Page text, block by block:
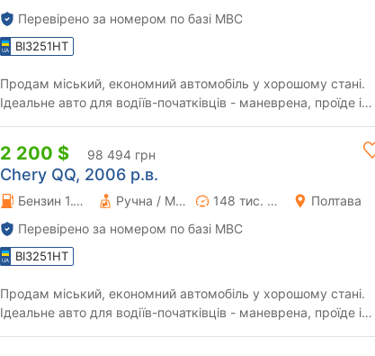
Перевірено за номером по базі МВС
BI3251HT
Продам міський, економний автомобіль у хорошому стані.
Ідеальне авто для водіїв-початківців - маневрена, проїде і
2 200 $ 98 494 грн
Chery QQ, 2006 р.в.
Бензин 1.1 л. Ручна / Механіка 148 тис. км
Полтава
Перевірено за номером по базі МВС
BI3251HT
Продам міський, економний автомобіль у хорошому стані.
Ідеальне авто для водіїв-початківців - маневрена, проїде і